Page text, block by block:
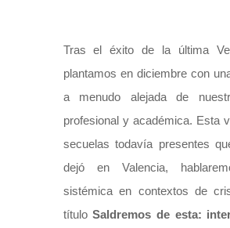
Tras el éxito de la última
plantamos en diciembre con
a menudo alejada de
profesional y académica. Esta
secuelas todavía presentes
dejó en Valencia,
sistémica en contextos de
títuloSaldremos de esta: